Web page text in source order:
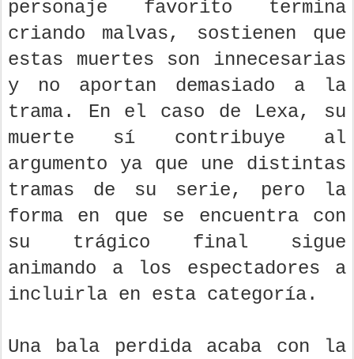
personaje favorito termina
criando malvas, sostienen que
estas muertes son innecesarias
y no aportan demasiado a la
trama. En el caso de Lexa, su
muerte sí contribuye al
argumento ya que une distintas
tramas de su serie, pero la
forma en que se encuentra con
su trágico final sigue
animando a los espectadores a
incluirla en esta categoría.
Una bala perdida acaba con la